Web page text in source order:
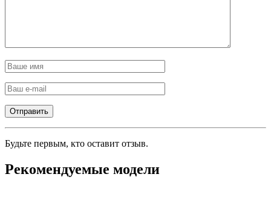
Будьте первым, кто оставит отзыв.
Рекомендуемые модели